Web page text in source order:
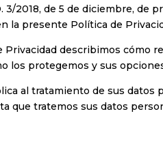
3/2018, de 5 de diciembre,
la presente Política de
Privacidad describimos cómo
los protegemos y sus
al tratamiento de sus datos
que tratemos sus datos